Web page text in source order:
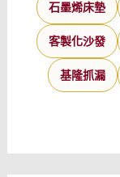
石墨烯床墊
客製化沙發
基隆抓漏